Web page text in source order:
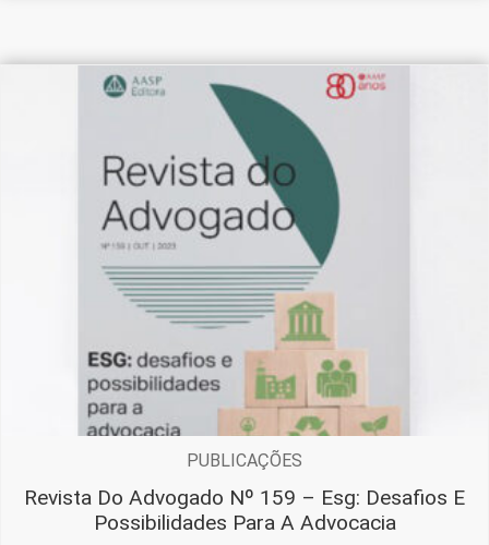
PUBLICAÇÕES
Revista Do Advogado Nº 159 – Esg: Desafios E
Possibilidades Para A Advocacia